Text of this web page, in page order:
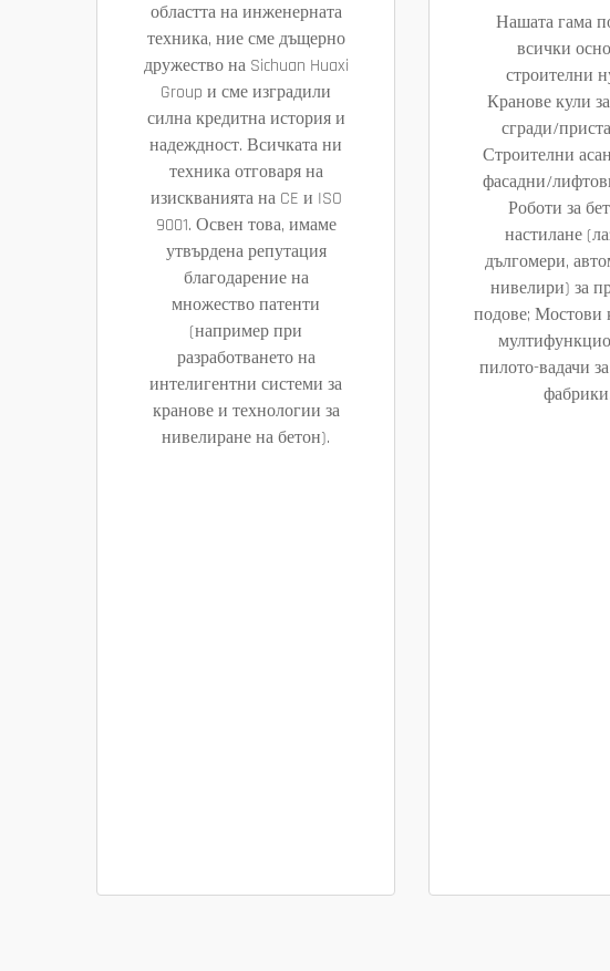
областта на инженерната
техника, ние сме дъщерно
дружество на Sichuan Huaxi
Group и сме изградили
силна кредитна история и
надеждност. Всичката ни
техника отговаря на
изискванията на CE и ISO
9001. Освен това, имаме
утвърдена репутация
благодарение на
множество патенти
(например при
разработването на
интелигентни системи за
кранове и технологии за
нивелиране на бетон).
Нашата гама
всички
строителни
Кранове кули
сгради/
Строителни
фасадни/
Роботи за
настилане
дългомери,
нивелири) за
подове; Мостови
пилото-вадачи
фабрики.